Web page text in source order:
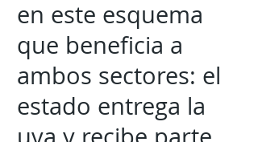
en este esquema
que beneficia a
ambos sectores: el
estado entrega la